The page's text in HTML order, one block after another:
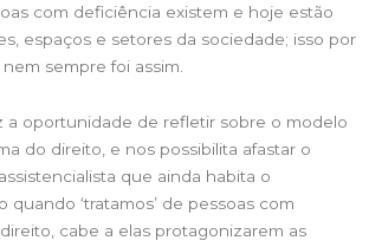
com deficiência existem e hoje estão
espaços e setores da sociedade; isso por
sempre foi assim.
a oportunidade de refletir sobre o modelo
do direito, e nos possibilita afastar o
que ainda habita o
quando ‘tratamos’ de pessoas com
cabe a elas protagonizarem as